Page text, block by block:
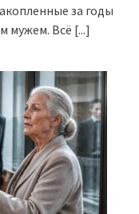
за годы
мужем. Всё [...]